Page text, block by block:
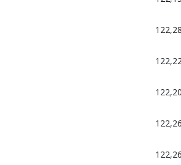
122,28
122,20
122,26
122,26